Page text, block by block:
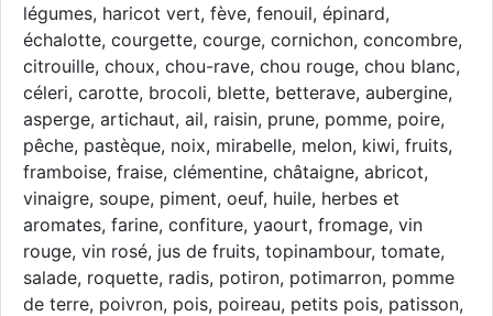
légumes, haricot vert, fève, fenouil, épinard,
échalotte, courgette, courge, cornichon, concombre,
citrouille, choux, chou-rave, chou rouge, chou blanc,
céleri, carotte, brocoli, blette, betterave, aubergine,
asperge, artichaut, ail, raisin, prune, pomme, poire,
pêche, pastèque, noix, mirabelle, melon, kiwi, fruits,
framboise, fraise, clémentine, châtaigne, abricot,
vinaigre, soupe, piment, oeuf, huile, herbes et
aromates, farine, confiture, yaourt, fromage, vin
rouge, vin rosé, jus de fruits, topinambour, tomate,
salade, roquette, radis, potiron, potimarron, pomme
de terre, poivron, pois, poireau, petits pois, patisson,